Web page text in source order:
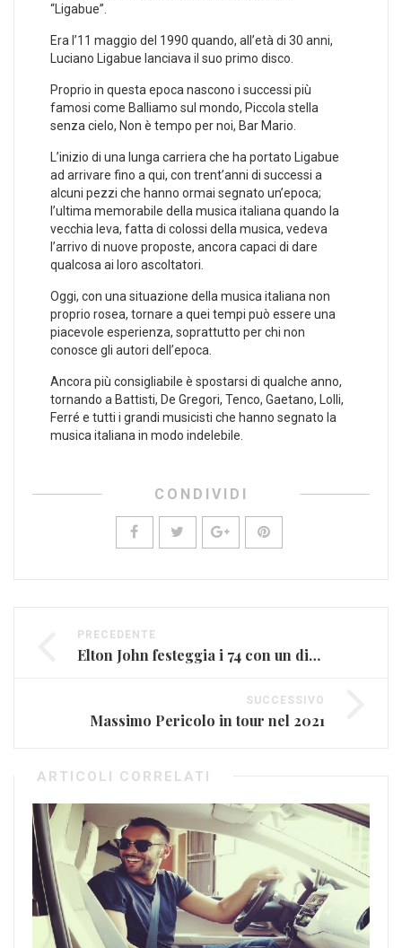
“Ligabue”.
Era l’11 maggio del 1990 quando, all’età di 30 anni,
Luciano Ligabue lanciava il suo primo disco.
Proprio in questa epoca nascono i successi più
famosi come Balliamo sul mondo, Piccola stella
senza cielo, Non è tempo per noi, Bar Mario.
L’inizio di una lunga carriera che ha portato Ligabue
ad arrivare fino a qui, con trent’anni di successi a
alcuni pezzi che hanno ormai segnato un’epoca;
l’ultima memorabile della musica italiana quando la
vecchia leva, fatta di colossi della musica, vedeva
l’arrivo di nuove proposte, ancora capaci di dare
qualcosa ai loro ascoltatori.
Oggi, con una situazione della musica italiana non
proprio rosea, tornare a quei tempi può essere una
piacevole esperienza, soprattutto per chi non
conosce gli autori dell’epoca.
Ancora più consigliabile è spostarsi di qualche anno,
tornando a Battisti, De Gregori, Tenco, Gaetano, Lolli,
Ferré e tutti i grandi musicisti che hanno segnato la
musica italiana in modo indelebile.
CONDIVIDI
PRECEDENTE
Elton John festeggia i 74 con un disco
SUCCESSIVO
Massimo Pericolo in tour nel 2021
ARTICOLI CORRELATI